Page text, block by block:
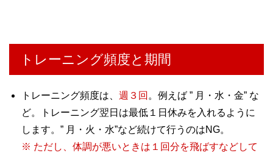
トレーニング頻度と期間
トレーニング頻度は、 週３回 。例えば ” 月・水・金” な
ど。トレーニング翌日は最低１日休みを入れるように
します。” 月・火・水”など続けて行うのはNG。
※ ただし、体調が悪いときは１回分を飛ばすなどして